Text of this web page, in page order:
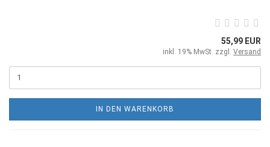
55,99 EUR
inkl. 19% MwSt. zzgl. Versand
IN DEN WARENKORB